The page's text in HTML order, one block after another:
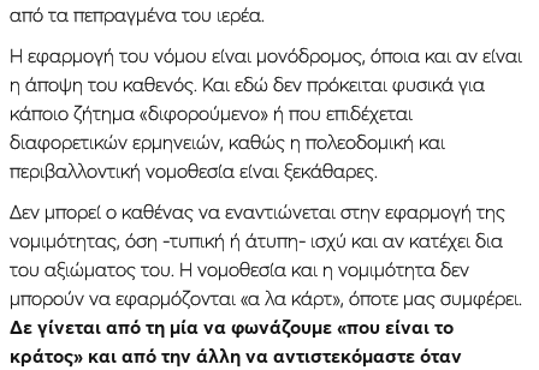
από τα πεπραγμένα του ιερέα.
Η εφαρμογή του νόμου είναι μονόδρομος, όποια και αν είναι
η άποψη του καθενός. Και εδώ δεν πρόκειται φυσικά για
κάποιο ζήτημα «διφορούμενο» ή που επιδέχεται
διαφορετικών ερμηνειών, καθώς η πολεοδομική και
περιβαλλοντική νομοθεσία είναι ξεκάθαρες.
Δεν μπορεί ο καθένας να εναντιώνεται στην εφαρμογή της
νομιμότητας, όση -τυπική ή άτυπη- ισχύ και αν κατέχει δια
του αξιώματος του. Η νομοθεσία και η νομιμότητα δεν
μπορούν να εφαρμόζονται «α λα κάρτ», όποτε μας συμφέρει.
Δε γίνεται από τη μία να φωνάζουμε «που είναι το
κράτος» και από την άλλη να αντιστεκόμαστε όταν